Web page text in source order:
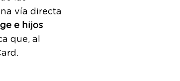
vía directa
e hijos
que, al